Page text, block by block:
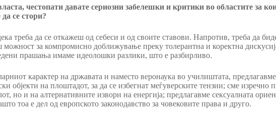
честопати давате сериозни забелешки и критики во областите за
се стори?
треба да се откажеш од себеси и од своите ставови. Напротив, треба да
можност за компромисно доближување преку толерантна и коректна
прашања имаме идеолошки разлики, што е разбирливо.
карактер на државата и наместо веронаука во училиштата,
објекти на плоштадот, за да се избегнат меѓуверските тензии; сме изречно
но и на алтернативните извори на енергија; предлагавме сексуалната
тоа е дел од европското законодавство за човековите права и друго.